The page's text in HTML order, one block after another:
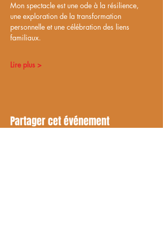
Mon spectacle est une ode à la résilience,
une exploration de la transformation
personnelle et une célébration des liens
familiaux.
Lire plus >
Partager cet événement